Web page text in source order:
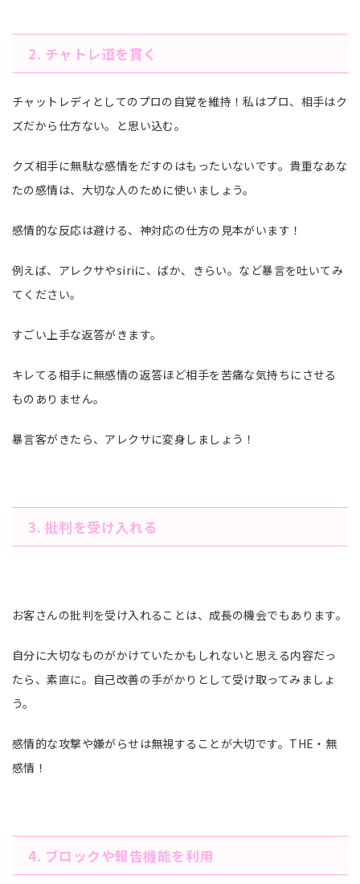
2. チャトレ道を貫く
チャットレディとしてのプロの自覚を維持！私はプロ、相手はク
ズだから仕方ない。と思い込む。
クズ相手に無駄な感情をだすのはもったいないです。貴重なあな
たの感情は、大切な人のために使いましょう。
感情的な反応は避ける、神対応の仕方の見本がいます！
例えば、アレクサやsiriに、ばか、きらい。など暴言を吐いてみ
てください。
すごい上手な返答がきます。
キレてる相手に無感情の返答ほど相手を苦痛な気持ちにさせる
ものありません。
暴言客がきたら、アレクサに変身しましょう！
3. 批判を受け入れる
お客さんの批判を受け入れることは、成長の機会でもあります。
自分に大切なものがかけていたかもしれないと思える内容だっ
たら、素直に。自己改善の手がかりとして受け取ってみましょ
う。
感情的な攻撃や嫌がらせは無視することが大切です。THE・無
感情！
4. ブロックや報告機能を利用